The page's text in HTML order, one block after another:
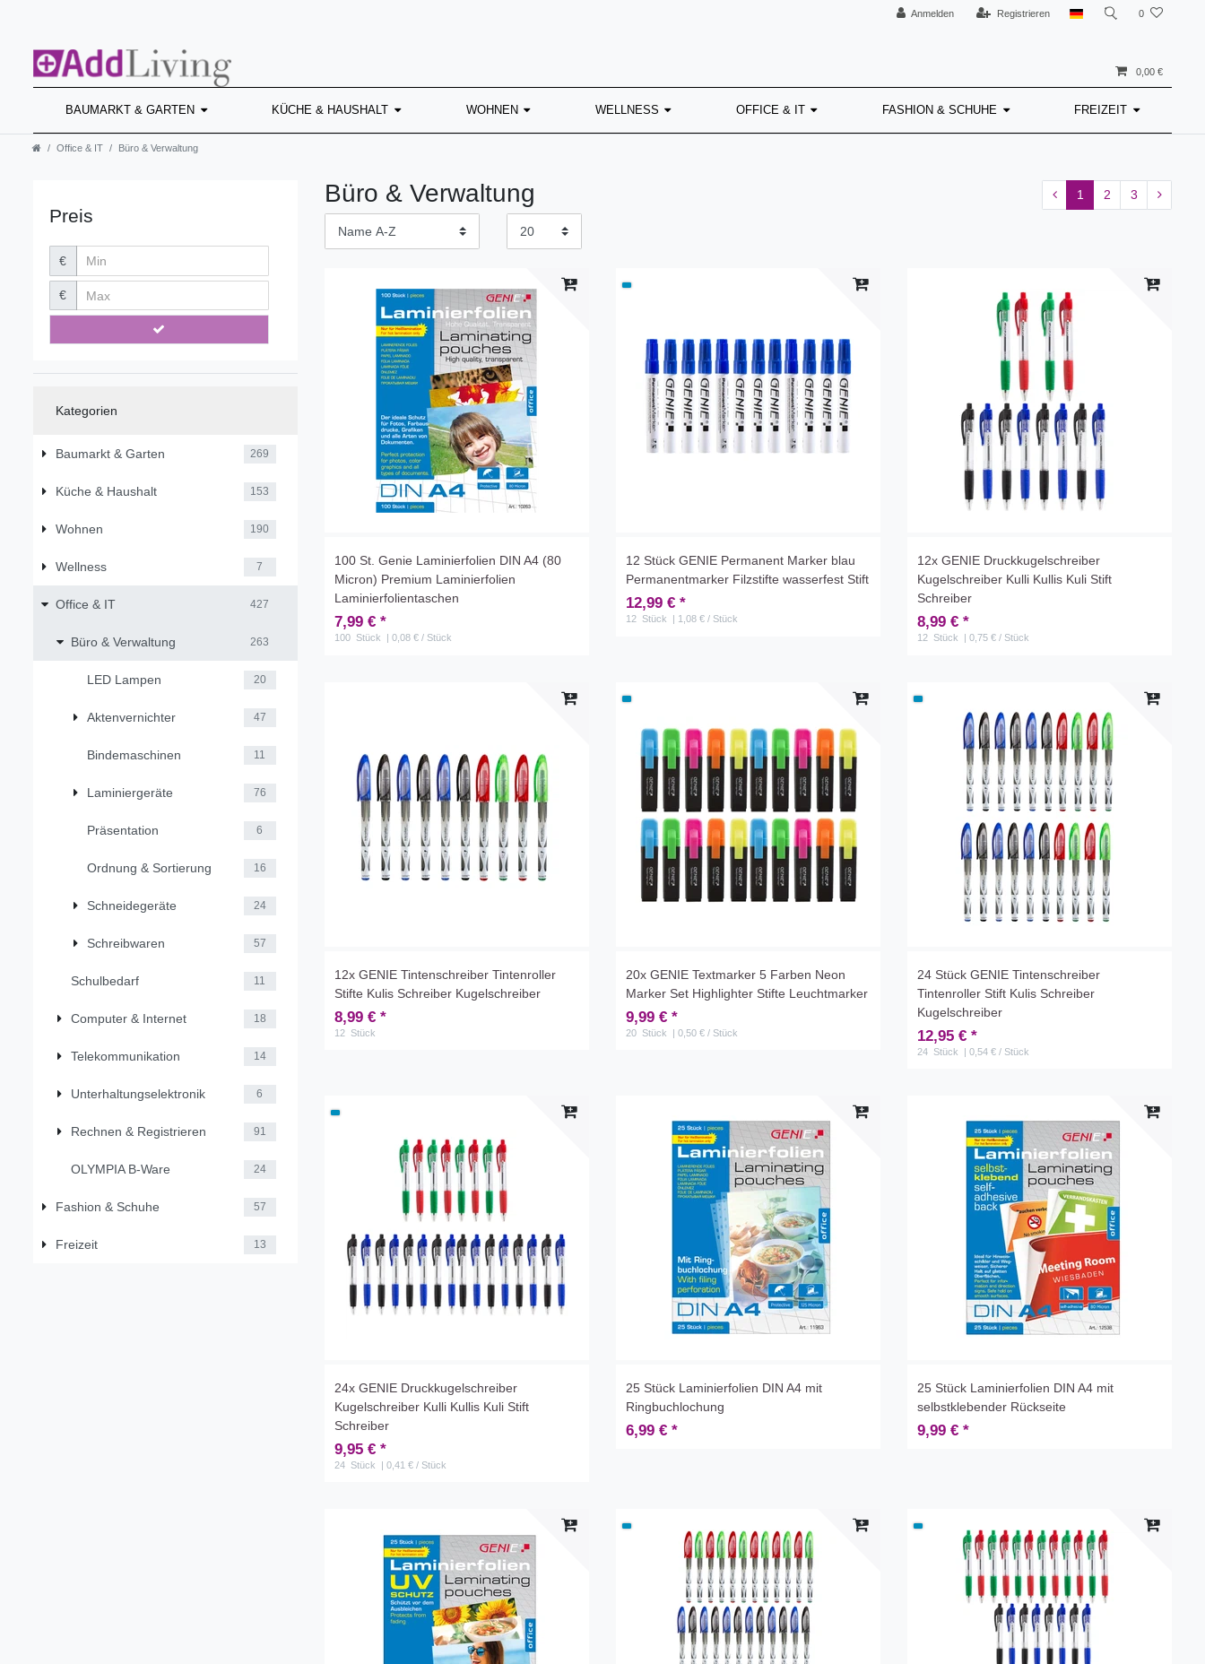
Anmelden Registrieren 0
0,00 €
BAUMARKT & GARTEN KÜCHE & HAUSHALT WOHNEN WELLNESS OFFICE & IT FASHION & SCHUHE FREIZEIT
Office & IT Büro & Verwaltung
Preis
€
€
Kategorien
Baumarkt & Garten 269
Küche & Haushalt 153
Wohnen 190
Wellness 7
Office & IT 427
Büro & Verwaltung 263
LED Lampen 20
Aktenvernichter 47
Bindemaschinen 11
Laminiergeräte 76
Präsentation 6
Ordnung & Sortierung 16
Schneidegeräte 24
Schreibwaren 57
Schulbedarf 11
Computer & Internet 18
Telekommunikation 14
Unterhaltungselektronik 6
Rechnen & Registrieren 91
OLYMPIA B-Ware 24
Fashion & Schuhe 57
Freizeit 13
Büro & Verwaltung 1 2 3
100 St. Genie Laminierfolien DIN A4 (80
Micron) Premium Laminierfolien
Laminierfolientaschen
7,99 € *
100 Stück | 0,08 € / Stück
12 Stück GENIE Permanent Marker blau
Permanentmarker Filzstifte wasserfest Stift
12,99 € *
12 Stück | 1,08 € / Stück
12x GENIE Druckkugelschreiber
Kugelschreiber Kulli Kullis Kuli Stift
Schreiber
8,99 € *
12 Stück | 0,75 € / Stück
12x GENIE Tintenschreiber Tintenroller
Stifte Kulis Schreiber Kugelschreiber
8,99 € *
12 Stück
20x GENIE Textmarker 5 Farben Neon
Marker Set Highlighter Stifte Leuchtmarker
9,99 € *
20 Stück | 0,50 € / Stück
24 Stück GENIE Tintenschreiber
Tintenroller Stift Kulis Schreiber
Kugelschreiber
12,95 € *
24 Stück | 0,54 € / Stück
24x GENIE Druckkugelschreiber
Kugelschreiber Kulli Kullis Kuli Stift
Schreiber
9,95 € *
24 Stück | 0,41 € / Stück
25 Stück Laminierfolien DIN A4 mit
Ringbuchlochung
6,99 € *
25 Stück Laminierfolien DIN A4 mit
selbstklebender Rückseite
9,99 € *